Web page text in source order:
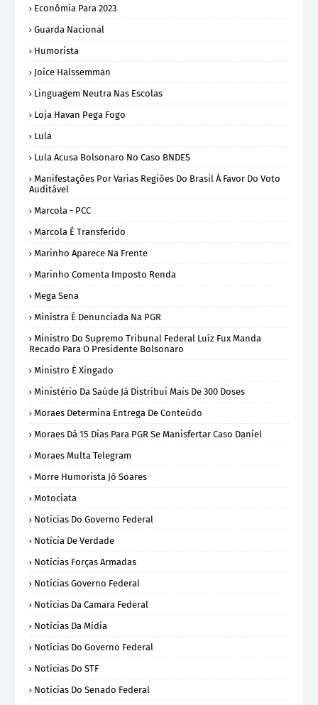
Econômia Para 2023
Guarda Nacional
Humorista
Joice Halssemman
Linguagem Neutra Nas Escolas
Loja Havan Pega Fogo
Lula
Lula Acusa Bolsonaro No Caso BNDES
Manifestações Por Varias Regiões Do Brasil Á Favor Do Voto
Auditável
Marcola - PCC
Marcola É Transferido
Marinho Aparece Na Frente
Marinho Comenta Imposto Renda
Mega Sena
Ministra É Denunciada Na PGR
Ministro Do Supremo Tribunal Federal Luíz Fux Manda
Recado Para O Presidente Bolsonaro
Ministro É Xingado
Ministério Da Saúde Já Distribui Mais De 300 Doses
Moraes Determina Entrega De Conteúdo
Moraes Dá 15 Dias Para PGR Se Manisfertar Caso Daniel
Moraes Multa Telegram
Morre Humorista Jô Soares
Motociata
Noticias Do Governo Federal
Notícia De Verdade
Notícias Forças Armadas
Notícias Governo Federal
Notícias Da Camara Federal
Notícias Da Mídia
Notícias Do Governo Federal
Notícias Do STF
Notícias Do Senado Federal